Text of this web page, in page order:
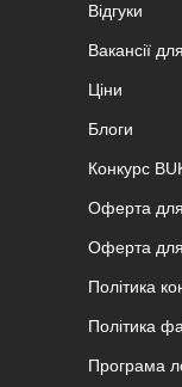
Відгуки
Вакансії
Ціни
Блоги
Конкурс
Оферта
Оферта для
Політика
Політика
Програма